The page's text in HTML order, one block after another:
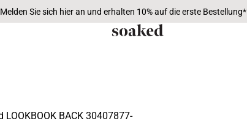
Melden Sie sich hier an und erhalten 10% auf die erste Bestellung*